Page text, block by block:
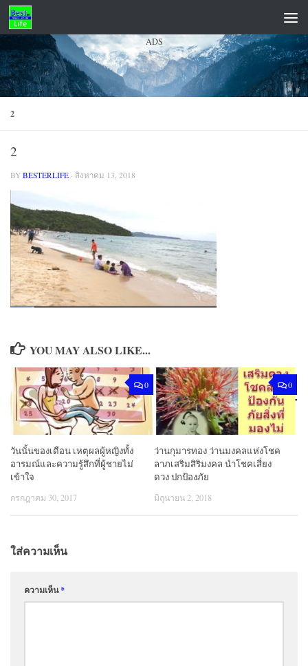
Skip to content
ADS
2
2
BY BESTERLIFE · สิงหาคม 13, 2018
YOU MAY ALSO LIKE...
0
วันนั้นของเดือน เหตุผลผู้หญิงทั้ง
อารมณ์และความรู้สึกที่ผู้ชายไม่
เข้าใจ
กรกฎาคม 30, 2017
0
ว่านกุมารทอง ว่านมงคลแห่งโชค
ลาภเสริมสิริมงคล นำโชคเสี่ยง
ดวง ปกป้องภัย
มิถุนายน 2, 2018
ใส่ความเห็น
ความเห็น*